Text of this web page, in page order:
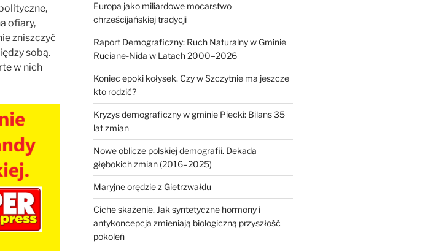
ofiary,
zniszczyć
sobą.
w nich
Europa jako miliardowe mocarstwo
chrześcijańskiej tradycji
Raport Demograficzny: Ruch Naturalny w Gminie
Ruciane-Nida w Latach 2000–2026
Koniec epoki kołysek. Czy w Szczytnie ma jeszcze
kto rodzić?
Kryzys demograficzny w gminie Piecki: Bilans 35
lat zmian
Nowe oblicze polskiej demografii. Dekada
głębokich zmian (2016–2025)
Maryjne orędzie z Gietrzwałdu
Ciche skażenie. Jak syntetyczne hormony i
antykoncepcja zmieniają biologiczną przyszłość
pokoleń